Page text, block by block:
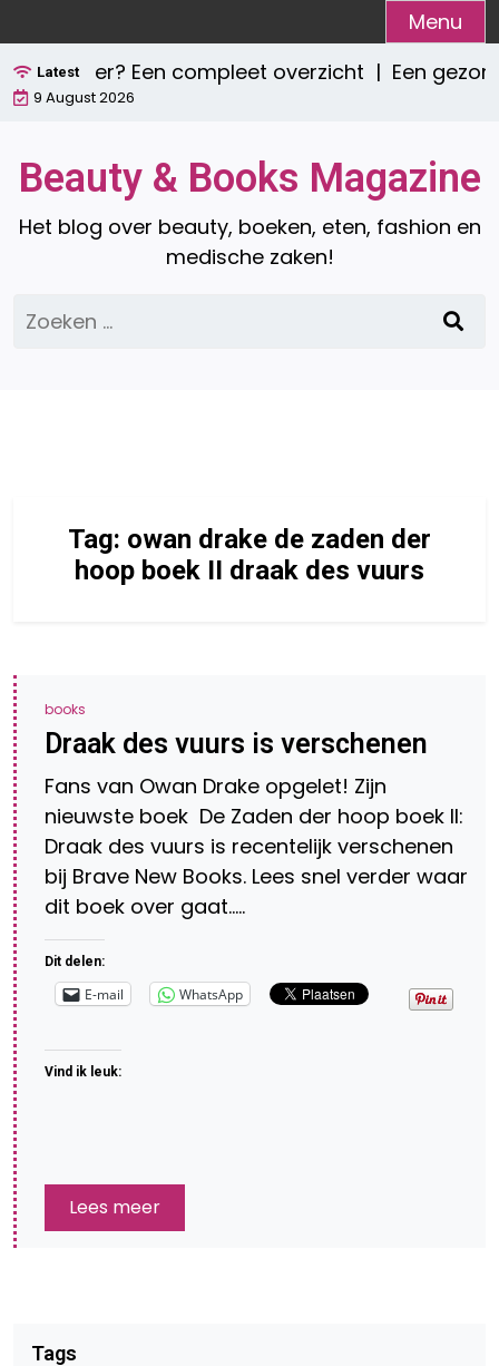
naar
de
inhoud
Menu
Latest
zijn er? Een compleet overzicht | Een
9 August 2026
Beauty & Books Magazine
Het blog over beauty, boeken, eten, fashion en
medische zaken!
Zoeken
naar:
Tag: owan drake de zaden der
hoop boek II draak des vuurs
books
Draak des vuurs is verschenen
Fans van Owan Drake opgelet! Zijn
nieuwste boek De Zaden der hoop boek II:
Draak des vuurs is recentelijk verschenen
bij Brave New Books. Lees snel verder waar
dit boek over gaat…..
Dit delen:
E-mail WhatsApp
Vind ik leuk:
Lees meer
Tags